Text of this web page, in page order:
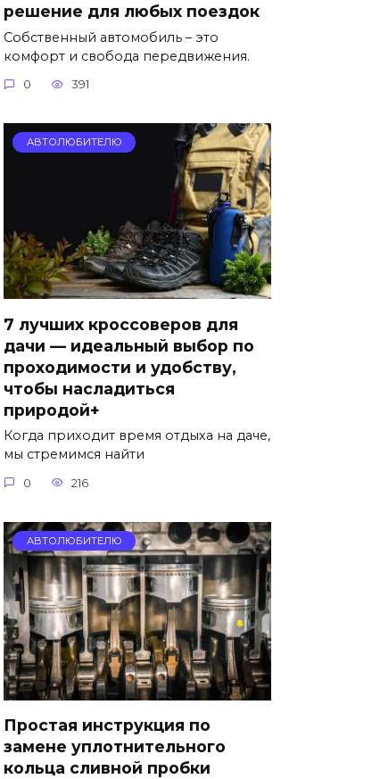
решение для любых поездок
Собственный автомобиль – это
комфорт и свобода передвижения.
0 391
АВТОЛЮБИТЕЛЮ
7 лучших кроссоверов для
дачи — идеальный выбор по
проходимости и удобству,
чтобы насладиться
природой+
Когда приходит время отдыха на даче,
мы стремимся найти
0 216
АВТОЛЮБИТЕЛЮ
Простая инструкция по
замене уплотнительного
кольца сливной пробки